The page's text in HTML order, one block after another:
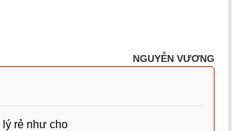
NGUYỄN VƯƠNG
lý rẻ như cho